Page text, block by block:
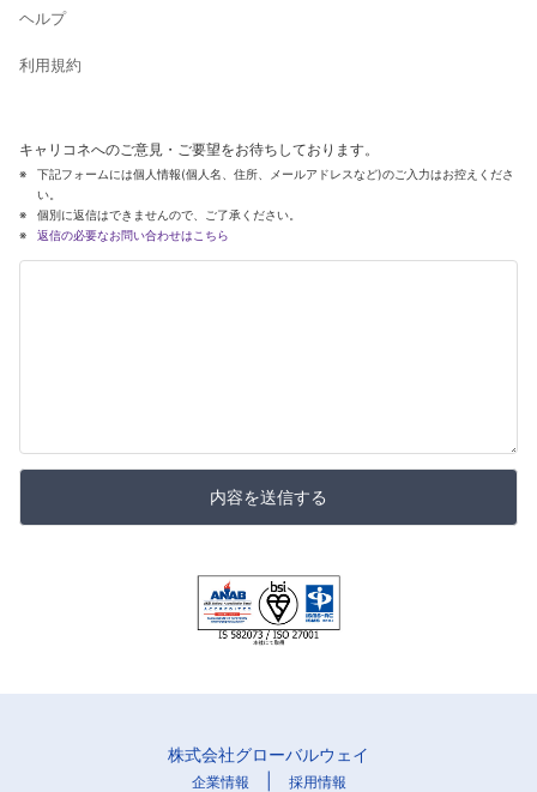
ヘルプ
利用規約
キャリコネへのご意見・ご要望をお待ちしております。
下記フォームには個人情報(個人名、住所、メールアドレスなど)のご入力はお控えくださ
い。
個別に返信はできませんので、ご了承ください。
返信の必要なお問い合わせはこちら
内容を送信する
株式会社グローバルウェイ
企業情報 採用情報